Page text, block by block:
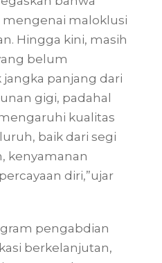
mengenai maloklusi
Hingga kini, masih
belum
panjang dari
gigi, padahal
kualitas
baik dari segi
kenyamanan
diri,”ujar
pengabdian
berkelanjutan,